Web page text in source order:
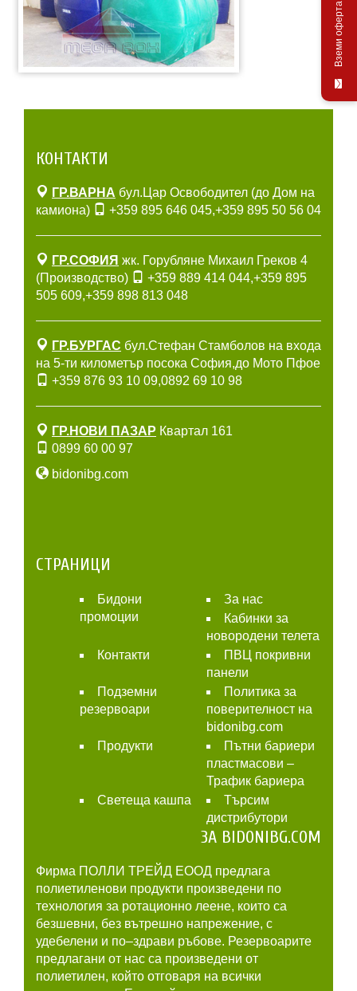
КОНТАКТИ
ГР.ВАРНА бул.Цар Освободител (до Дом на
камиона)
+359 895 646 045,+359 895 50 56 04
ГР.СОФИЯ жк. Горубляне Михаил Греков 4
(Производство)
+359 889 414 044,+359 895
505 609,+359 898 813 048
ГР.БУРГАС бул.Стефан Стамболов на входа
на 5-ти километър посока София,до Мото Пфое
+359 876 93 10 09,0892 69 10 98
ГР.НОВИ ПАЗАР Квартал 161
0899 60 00 97
bidonibg.com
СТРАНИЦИ
Бидони
промоции
За нас
Кабинки за
новородени телета
Контакти
ПВЦ покривни
панели
Подземни
резервоари
Политика за
поверителност на
bidonibg.com
Продукти
Пътни бариери
пластмасови –
Трафик бариера
Светеща кашпа
Търсим
дистрибутори
ЗА BIDONIBG.COM
Фирма ПОЛЛИ ТРЕЙД ЕООД предлага
полиетиленови продукти произведени по
технология за ротационно леене, които са
безшевни, без вътрешно напрежение, с
удебелени и по–здрави ръбове. Резервоарите
предлагани от нас са произведени от
полиетилен, който отговаря на всички
Вземи оферта